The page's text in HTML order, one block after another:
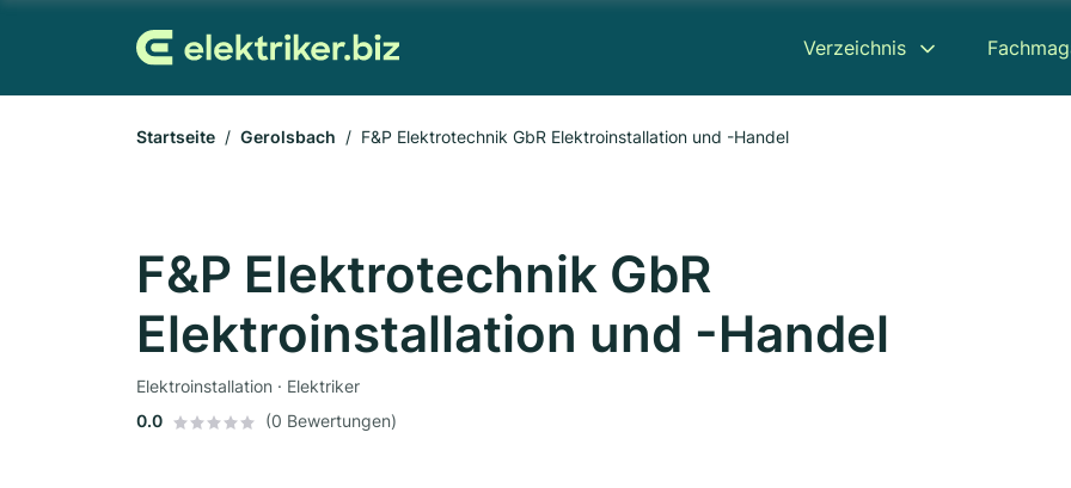
Verzeichnis
Startseite Gerolsbach F&P Elektrotechnik GbR Elektroinstallation und -Handel
F&P Elektrotechnik GbR
Elektroinstallation und -Handel
Elektroinstallation · Elektriker
0.0
(0 Bewertungen)